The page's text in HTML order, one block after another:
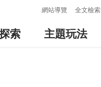
網站導覽 全文檢索
索 主題玩法